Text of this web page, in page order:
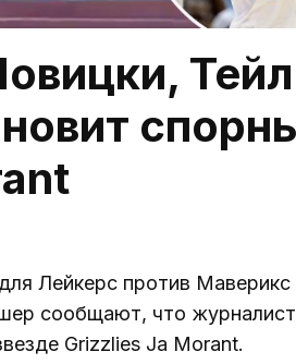
Лейкерс против
сообщают, что
Grizzlies Ja Morant.